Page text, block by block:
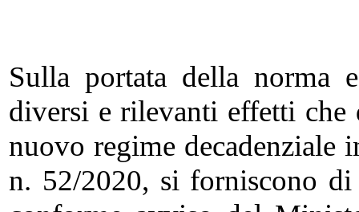
Sulla portata della norma
diversi e rilevanti effetti che
nuovo regime decadenziale
n. 52/2020, si forniscono